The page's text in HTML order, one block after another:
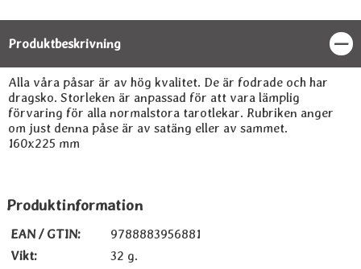
Produktbeskrivning
Produktbeskrivning
Alla våra påsar är av hög kvalitet. De är fodrade och har
dragsko. Storleken är anpassad för att vara lämplig
förvaring för alla normalstora tarotlekar. Rubriken anger
om just denna påse är av satäng eller av sammet.
160x225 mm
Produktinformation
EAN / GTIN:
9788883956881
Vikt:
32 g.